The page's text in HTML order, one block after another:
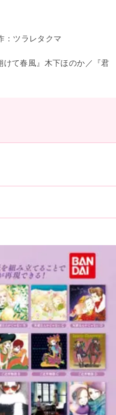
：ツラレタクマ
て春風』木下ほのか／『君